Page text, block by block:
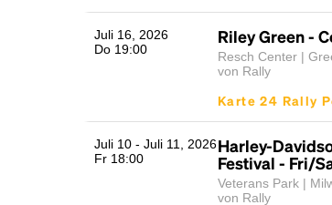
Juli 16, 2026
Do 19:00
Riley Green -
Resch Center |
von Rally
Karte 24 Rally
Juli 10 - Juli 11, 2026
Fr 18:00
Harley-
Festival - Fri/
Veterans Park |
von Rally